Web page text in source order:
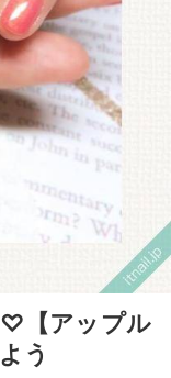
♡【アップル
う